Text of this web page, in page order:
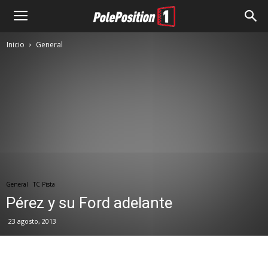
Inicio General
General TC Pista
Pérez y su Ford adelante
23 agosto, 2013